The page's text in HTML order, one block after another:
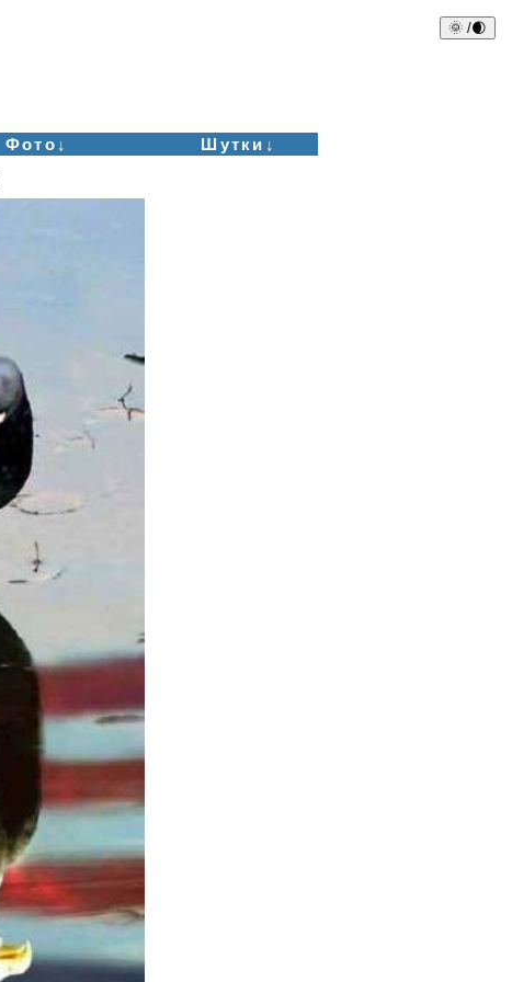
🌞 /🌒
Фото↓ Шутки↓